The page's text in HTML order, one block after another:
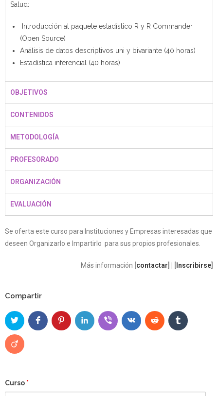
Salud:
Introducción al paquete estadístico R y R Commander
(Open Source)
Análisis de datos descriptivos uni y bivariante (40 horas)
Estadística inferencial (40 horas)
OBJETIVOS
CONTENIDOS
METODOLOGÍA
PROFESORADO
ORGANIZACIÓN
EVALUACIÓN
Se oferta este curso para Instituciones y Empresas interesadas que
deseen Organizarlo e Impartirlo para sus propios profesionales.
Más información contactar Inscribirse
Compartir
Curso *